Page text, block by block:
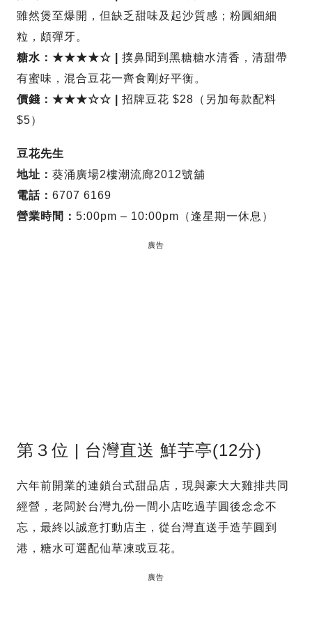
雖然煲至爆開，但缺乏甜味及起沙質感；粉圓細細
粒，頗彈牙。
糖水：★★★★☆ | 撲鼻聞到黑糖糖水清香，清甜帶
有蜜味，混合豆花一齊食剛好平衡。
價錢：★★★☆☆ | 招牌豆花 $28（另加每款配料
$5）
豆花先生
地址： 葵涌廣場2樓潮流廊2012號舖
電話： 6707 6169
營業時間： 5:00pm – 10:00pm（逢星期一休息）
廣告
第３位 | 台灣直送 鮮芋亭(12分)
六年前開業的連鎖台式甜品店，現與豪大大雞排共同
經營，老闆於台灣九份一間小店吃過芋圓後念念不
忘，最終以誠意打動店主，從台灣直送手造芋圓到
港，糖水可選配仙草凍或豆花。
廣告